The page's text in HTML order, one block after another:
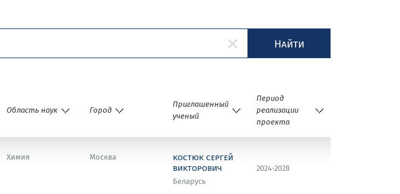
Найти
Область наук Город
Приглашенный
ученый
Период
реализации
проекта
Химия Москва
костюк сергей
викторович
Беларусь
2024-2028